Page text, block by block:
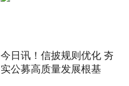
今日讯！信披规则优化 夯
实公募高质量发展根基